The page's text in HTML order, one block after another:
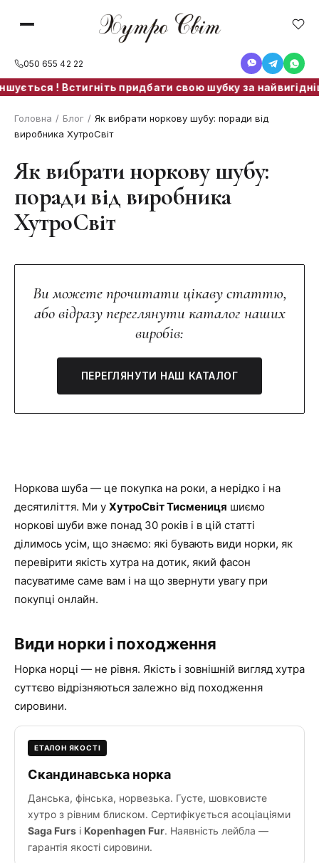
050 655 42 22
! Встигніть придбати свою шубку за
Головна / Блог / Як вибрати норкову шубу: поради від
виробника ХутроСвіт
Як вибрати норкову шубу:
поради від виробника
ХутроСвіт
Ви можете прочитати цікаву статтю,
або відразу переглянути каталог наших
виробів:
ПЕРЕГЛЯНУТИ НАШ КАТАЛОГ
Норкова шуба — це покупка на роки, а нерідко і на
десятиліття. Ми у ХутроСвіт Тисмениця шиємо
норкові шуби вже понад 30 років і в цій статті
ділимось усім, що знаємо: які бувають види норки, як
перевірити якість хутра на дотик, який фасон
пасуватиме саме вам і на що звернути увагу при
покупці онлайн.
Види норки і походження
Норка норці — не рівня. Якість і зовнішній вигляд хутра
суттєво відрізняються залежно від походження
сировини.
ЕТАЛОН ЯКОСТІ
Скандинавська норка
Данська, фінська, норвезька. Густе, шовковисте
хутро з рівним блиском. Сертифікується асоціаціями
Saga Furs і Kopenhagen Fur. Наявність лейбла —
гарантія якості сировини.